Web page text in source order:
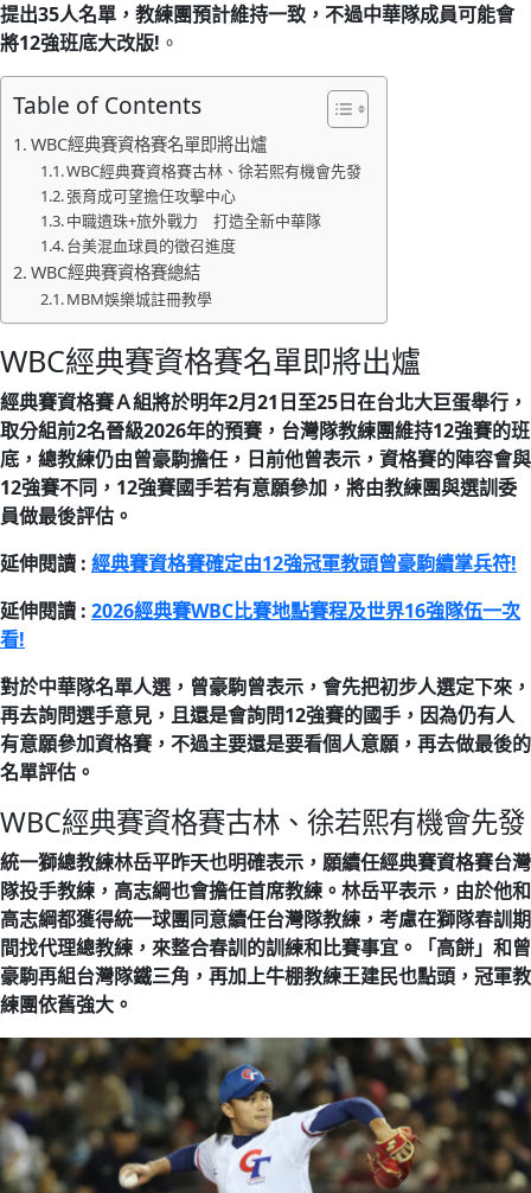
提出35人名單，教練團預計維持一致，不過中華隊成員可能會
將12強班底大改版! 。
Table of Contents
WBC經典賽資格賽名單即將出爐
WBC經典賽資格賽古林、徐若熙有機會先發
張育成可望擔任攻擊中心
中職遺珠+旅外戰力 打造全新中華隊
台美混血球員的徵召進度
WBC經典賽資格賽總結
MBM娛樂城註冊教學
WBC經典賽資格賽名單即將出爐
經典賽資格賽Ａ組將於明年2月21日至25日在台北大巨蛋舉行，
取分組前2名晉級2026年的預賽，台灣隊教練團維持12強賽的班
底，總教練仍由曾豪駒擔任，日前他曾表示，資格賽的陣容會與
12強賽不同，12強賽國手若有意願參加，將由教練團與選訓委
員做最後評估。
延伸閱讀 : 經典賽資格賽確定由12強冠軍教頭曾豪駒續掌兵符!
延伸閱讀 : 2026經典賽WBC比賽地點賽程及世界16強隊伍一次
看!
對於中華隊名單人選，曾豪駒曾表示，會先把初步人選定下來，
再去詢問選手意見，且還是會詢問12強賽的國手，因為仍有人
有意願參加資格賽，不過主要還是要看個人意願，再去做最後的
名單評估。
WBC經典賽資格賽古林、徐若熙有機會先發
統一獅總教練林岳平昨天也明確表示，願續任經典賽資格賽台灣
隊投手教練，高志綱也會擔任首席教練。林岳平表示，由於他和
高志綱都獲得統一球團同意續任台灣隊教練，考慮在獅隊春訓期
間找代理總教練，來整合春訓的訓練和比賽事宜。「高餅」和曾
豪駒再組台灣隊鐵三角，再加上牛棚教練王建民也點頭，冠軍教
練團依舊強大。